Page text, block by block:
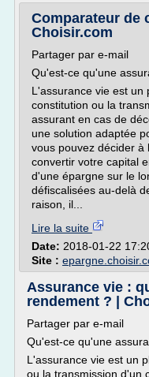
Comparateur de
Choisir.com
Partager par e-mail
Qu'est-ce qu'une
L'assurance vie est un
constitution ou la
assurant en cas de
une solution adaptée
vous pouvez décider
convertir votre capital
d'une épargne sur le
défiscalisées au-delà
raison, il...
Lire la suite
Date: 2018-01-22
Site :
Assurance vie :
rendement ? |
Partager par e-mail
Qu'est-ce qu'une
L'assurance vie est un
ou la transmission d'un